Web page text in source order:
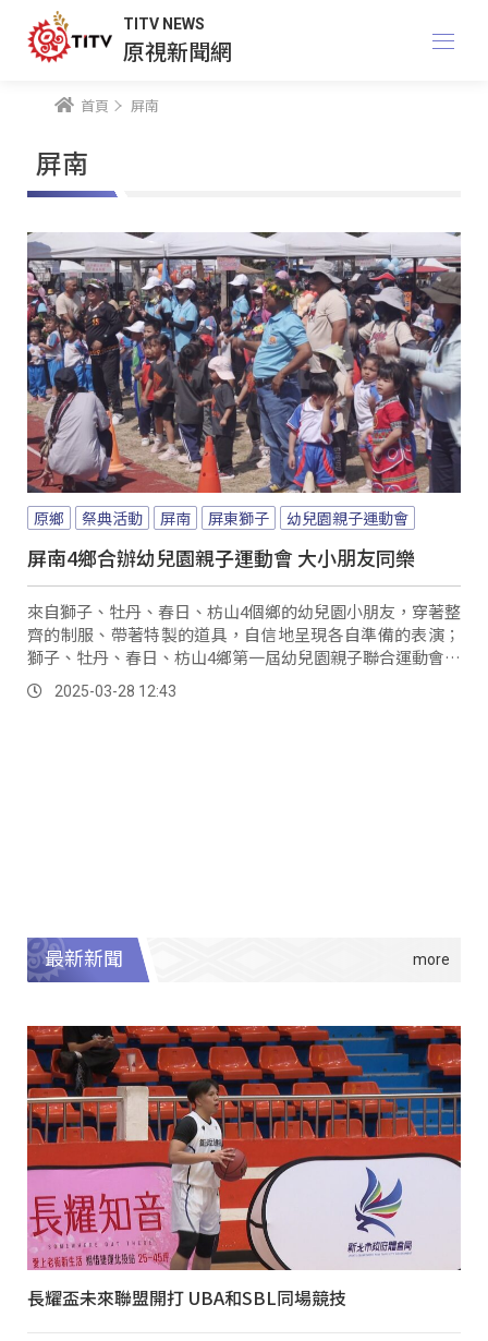
TITV NEWS
原視新聞網
首頁 屏南
屏南
原鄉 祭典活動 屏南 屏東獅子 幼兒園親子運動會
屏南4鄉合辦幼兒園親子運動會 大小朋友同樂
來自獅子、牡丹、春日、枋山4個鄉的幼兒園小朋友，穿著整
齊的制服、帶著特製的道具，自信地呈現各自準備的表演；
獅子、牡丹、春日、枋山4鄉第一屆幼兒園親子聯合運動會在
楓林國小熱鬧展開，不同部落、不同族群齊聚一堂，無論大
人小孩都非常興奮。
2025-03-28 12:43
最新新聞
長耀盃未來聯盟開打 UBA和SBL同場競技